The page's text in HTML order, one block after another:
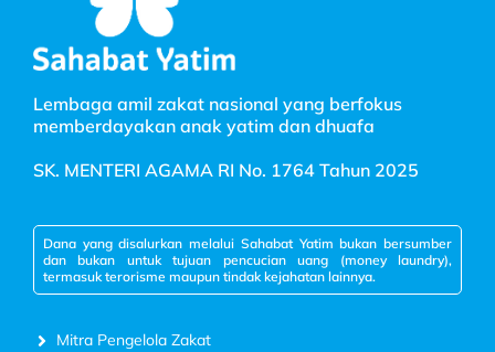
Lembaga amil zakat nasional yang berfokus
memberdayakan anak yatim dan dhuafa
SK. MENTERI AGAMA RI No. 1764 Tahun 2025
Dana yang disalurkan melalui Sahabat Yatim bukan bersumber
dan bukan untuk tujuan pencucian uang (money laundry),
termasuk terorisme maupun tindak kejahatan lainnya.
Mitra Pengelola Zakat